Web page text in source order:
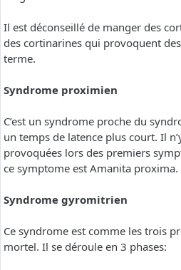
Il est déconseillé de manger des
des cortinarines qui provoquent
terme.
Syndrome proximien
C’est un syndrome proche du
un temps de latence plus court. Il
provoquées lors des premiers
ce symptome est Amanita proxima.
Syndrome gyromitrien
Ce syndrome est comme les trois
mortel. Il se déroule en 3 phases: